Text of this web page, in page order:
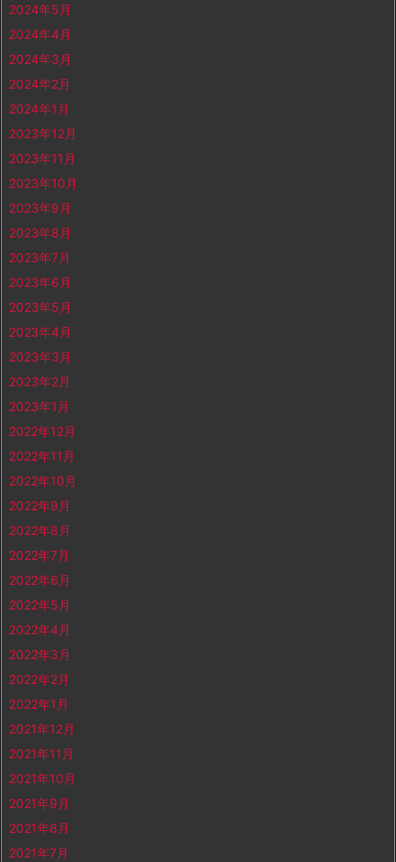
2024年5月
2024年4月
2024年3月
2024年2月
2024年1月
2023年12月
2023年11月
2023年10月
2023年9月
2023年8月
2023年7月
2023年6月
2023年5月
2023年4月
2023年3月
2023年2月
2023年1月
2022年12月
2022年11月
2022年10月
2022年9月
2022年8月
2022年7月
2022年6月
2022年5月
2022年4月
2022年3月
2022年2月
2022年1月
2021年12月
2021年11月
2021年10月
2021年9月
2021年8月
2021年7月